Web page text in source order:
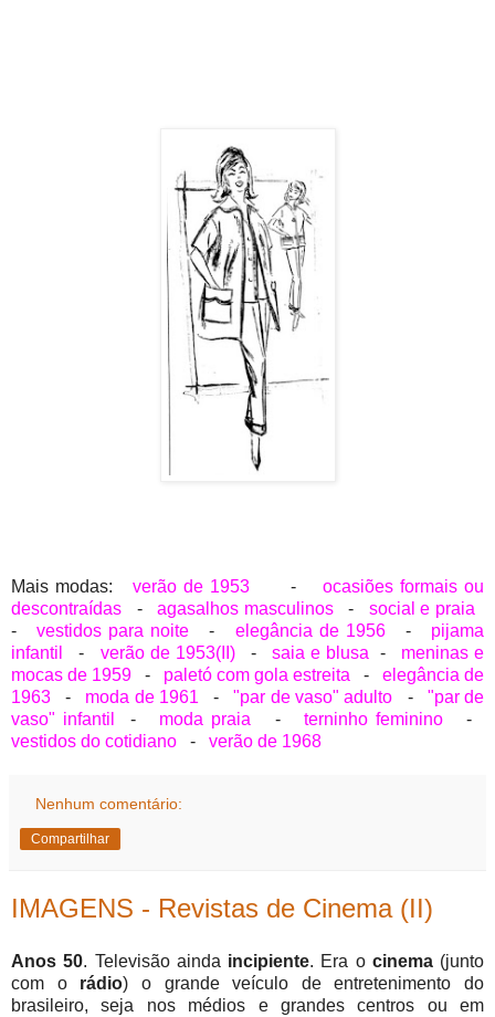
Mais modas:verão de 1953 - ocasiões formais ou
descontraídas - agasalhos masculinos- social e praia
-vestidos para noite - elegância de 1956- pijama
infantil
- verão de 1953(II)-saia e blusa - meninas e
mocas de 1959 - paletó com gola estreita - elegância de
1963 - moda de 1961 -"par de vaso" adulto - "par de
vaso" infantil
- moda praia - terninho feminino-
vestidos do cotidiano - verão de 1968
Nenhum comentário:
Compartilhar
IMAGENS - Revistas de Cinema (II)
Anos 50. Televisão ainda incipiente. Era o cinema(junto
com o rádio) o grande veículo de entretenimento do
brasileiro, seja nos médios e grandes centros ou em